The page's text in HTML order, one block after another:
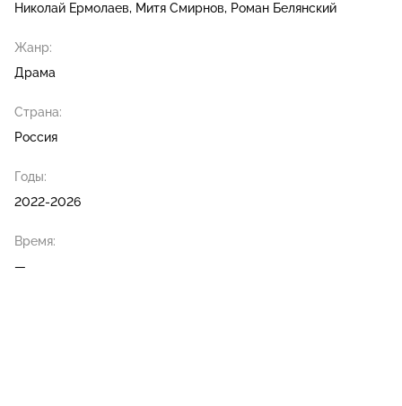
Николай Ермолаев
Митя Смирнов Роман Белянский
Жанр:
Драма
Страна:
Россия
Годы:
2022-2026
Время:
—